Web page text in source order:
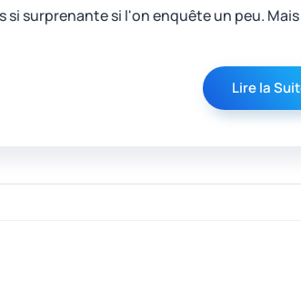
surprenante si l'on enquête un peu.
Lire la